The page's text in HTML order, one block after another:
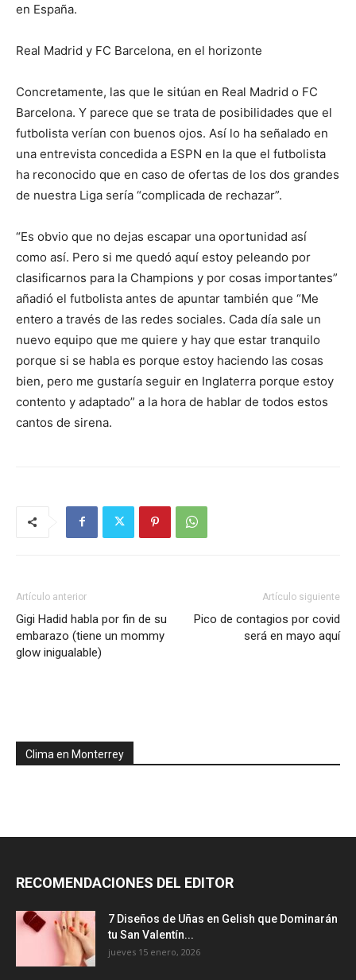
en España.
Real Madrid y FC Barcelona, en el horizonte
Concretamente, las que le sitúan en Real Madrid o FC
Barcelona. Y parece que se trata de posibilidades que el
futbolista verían con buenos ojos. Así lo ha señalado en
una entrevista concedida a ESPN en la que el futbolista
ha reconocido que en caso de ofertas de los dos grandes
de nuestra Liga sería “complicada de rechazar”.
“Es obvio que no dejas escapar una oportunidad así
como así. Pero si me quedó aquí estoy peleando por
clasificarnos para la Champions y por cosas importantes”
añadió el futbolista antes de apuntar también que “Me
entero a través de las redes sociales. Cada día sale un
nuevo equipo que me quiere y hay que estar tranquilo
porque si se habla es porque estoy haciendo las cosas
bien, pero me gustaría seguir en Inglaterra porque estoy
contento y adaptado” a la hora de hablar de todos estos
cantos de sirena.
Artículo anterior
Gigi Hadid habla por fin de su
embarazo (tiene un mommy
glow inigualable)
Artículo siguiente
Pico de contagios por covid
será en mayo aquí
Clima en Monterrey
RECOMENDACIONES DEL EDITOR
7 Diseños de Uñas en Gelish que Dominarán
tu San Valentín...
jueves 15 enero, 2026